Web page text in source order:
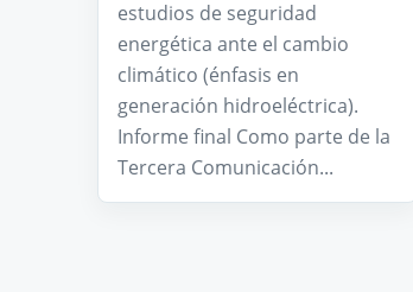
estudios de seguridad
energética ante el cambio
climático (énfasis en
generación hidroeléctrica).
Informe final Como parte de la
Tercera Comunicación...